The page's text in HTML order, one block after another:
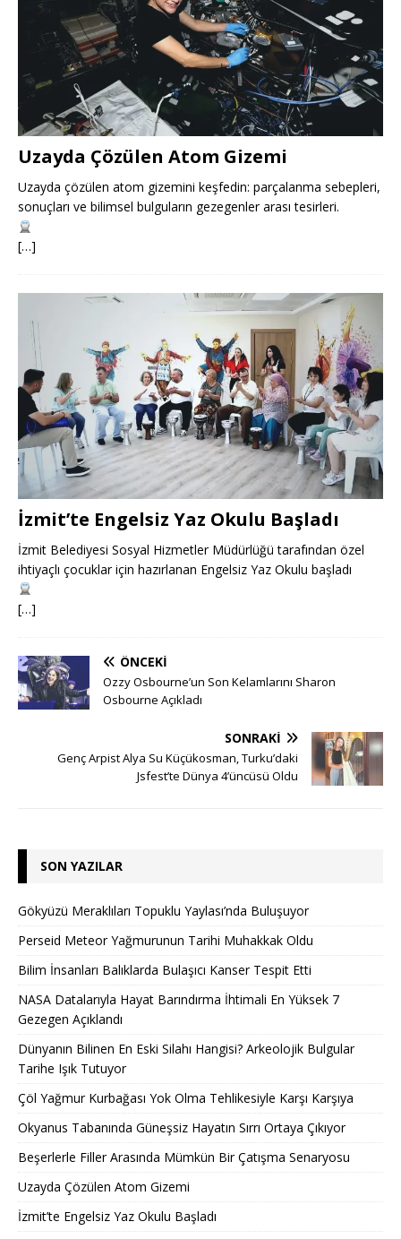
Uzayda Çözülen Atom Gizemi
Uzayda çözülen atom gizemini keşfedin: parçalanma sebepleri,
sonuçları ve bilimsel bulguların gezegenler arası tesirleri.
[…]
İzmit’te Engelsiz Yaz Okulu Başladı
İzmit Belediyesi Sosyal Hizmetler Müdürlüğü tarafından özel
ihtiyaçlı çocuklar için hazırlanan Engelsiz Yaz Okulu başladı
[…]
ÖNCEKI
Ozzy Osbourne’un Son Kelamlarını Sharon
Osbourne Açıkladı
SONRAKI
Genç Arpist Alya Su Küçükosman, Turku’daki
Jsfest’te Dünya 4’üncüsü Oldu
SON YAZILAR
Gökyüzü Meraklıları Topuklu Yaylası’nda Buluşuyor
Perseid Meteor Yağmurunun Tarihi Muhakkak Oldu
Bilim İnsanları Balıklarda Bulaşıcı Kanser Tespit Etti
NASA Datalarıyla Hayat Barındırma İhtimali En Yüksek 7
Gezegen Açıklandı
Dünyanın Bilinen En Eski Silahı Hangisi? Arkeolojik Bulgular
Tarihe Işık Tutuyor
Çöl Yağmur Kurbağası Yok Olma Tehlikesiyle Karşı Karşıya
Okyanus Tabanında Güneşsiz Hayatın Sırrı Ortaya Çıkıyor
Beşerlerle Filler Arasında Mümkün Bir Çatışma Senaryosu
Uzayda Çözülen Atom Gizemi
İzmit’te Engelsiz Yaz Okulu Başladı